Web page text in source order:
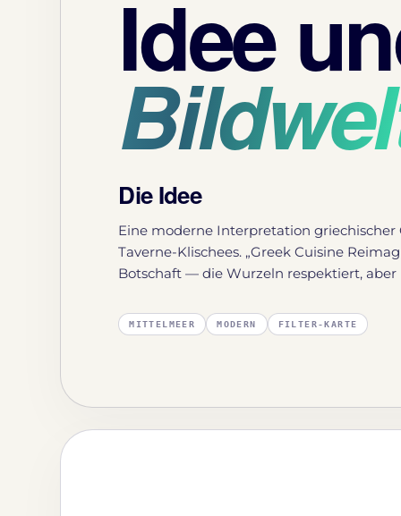
Idee
Die Idee
Eine moderne Interpretation griechischer
Taverne-Klischees. „Greek Cuisine
Botschaft — die Wurzeln respektiert, aber
MITTELMEER MODERN FILTER-KARTE